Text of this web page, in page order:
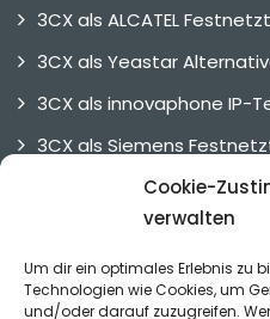
Cookie-
verwalten
Um dir ein optimales Erlebnis zu
Technologien wie Cookies, um
und/oder darauf zuzugreifen.
3CX als ALCATEL
3CX als Yeastar
3CX als innovaphone IP-
3CX als Siemens
3CX als UNIFY
3CX Alternative